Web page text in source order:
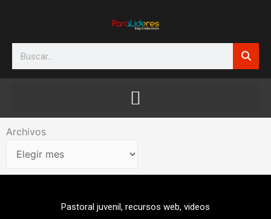
Search
Archivos
Archivos
Pastoral juvenil, recursos web, videos